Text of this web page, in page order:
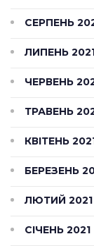
СЕРПЕНЬ
ЛИПЕНЬ
ЧЕРВЕНЬ
ТРАВЕНЬ
КВІТЕНЬ
БЕРЕЗЕНЬ
ЛЮТИЙ 2021
СІЧЕНЬ 2021